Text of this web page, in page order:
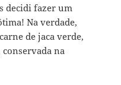
decidi fazer um
Na verdade,
de jaca verde,
na